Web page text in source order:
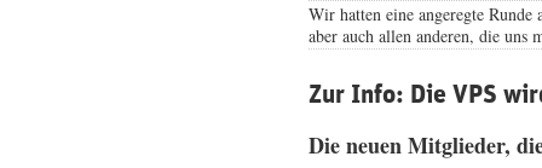
Wir hatten eine angeregte
aber auch allen anderen, die
Zur Info: Die VPS
Die neuen Mitglieder,